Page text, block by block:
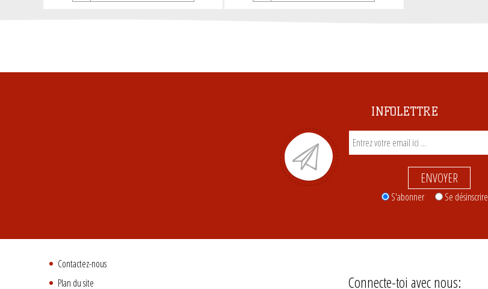
INFOLETTRE
ENVOYER
S'abonner Se désinscrire
Contactez-nous
Plan du site
Connecte-toi avec nous: